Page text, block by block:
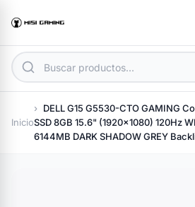
Inicio
DELL G15 G5530-CTO GAMING
SSD 8GB 15.6" (1920x1080) 120Hz
6144MB DARK SHADOW GREY